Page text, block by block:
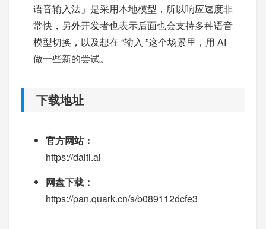
语音输入法」是采用本地模型，所以响应速度非
常快，另外开发者也表示后面也会支持多种语音
模型切换，以及想在 “输入 ”这个场景里，用 AI
做一些新的尝试。
下载地址
官方网站：
https://daiti.ai
网盘下载：
https://pan.quark.cn/s/b089112dcfe3